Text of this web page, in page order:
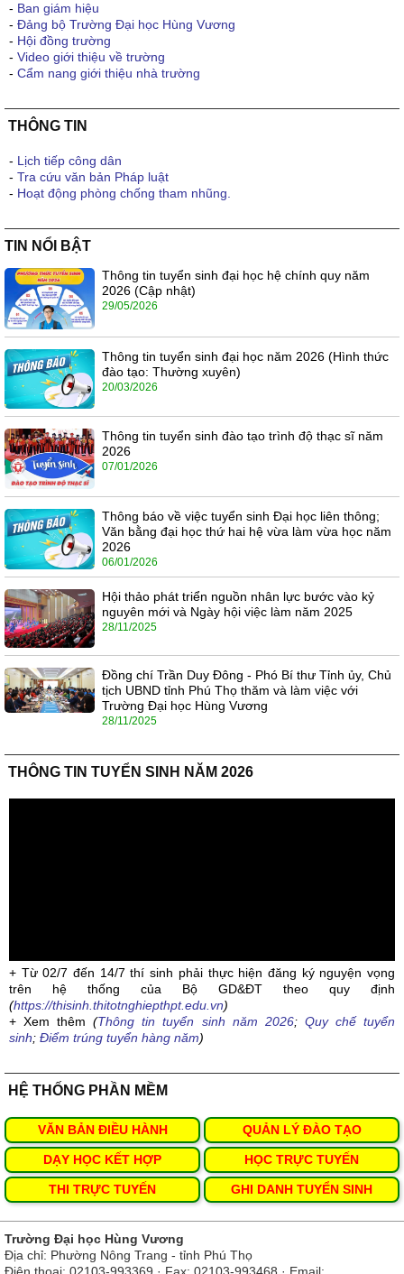
- Ban giám hiệu
- Đảng bộ Trường Đại học Hùng Vương
- Hội đồng trường
- Video giới thiệu về trường
- Cẩm nang giới thiệu nhà trường
THÔNG TIN
- Lịch tiếp công dân
- Tra cứu văn bản Pháp luật
- Hoạt động phòng chống tham nhũng.
TIN NỔI BẬT
Thông tin tuyển sinh đại học hệ chính quy năm
2026 (Cập nhật)
29/05/2026
Thông tin tuyển sinh đại học năm 2026 (Hình thức
đào tạo: Thường xuyên)
20/03/2026
Thông tin tuyển sinh đào tạo trình độ thạc sĩ năm
2026
07/01/2026
Thông báo về việc tuyển sinh Đại học liên thông;
Văn bằng đại học thứ hai hệ vừa làm vừa học năm
2026
06/01/2026
Hội thảo phát triển nguồn nhân lực bước vào kỷ
nguyên mới và Ngày hội việc làm năm 2025
28/11/2025
Đồng chí Trần Duy Đông - Phó Bí thư Tỉnh ủy, Chủ
tịch UBND tỉnh Phú Thọ thăm và làm việc với
Trường Đại học Hùng Vương
28/11/2025
THÔNG TIN TUYỂN SINH NĂM 2026
+ Từ 02/7 đến 14/7 thí sinh phải thực hiện đăng ký nguyện vọng
trên hệ thống của Bộ GD&ĐT theo quy định
(https://thisinh.thitotnghiepthpt.edu.vn)
+ Xem thêm(Thông tin tuyển sinh năm 2026; Quy chế tuyển
sinh; Điểm trúng tuyển hàng năm)
HỆ THỐNG PHẦN MỀM
VĂN BẢN ĐIỀU HÀNH QUẢN LÝ ĐÀO TẠO
DẠY HỌC KẾT HỢP HỌC TRỰC TUYẾN
THI TRỰC TUYẾN GHI DANH TUYỂN SINH
Trường Đại học Hùng Vương
Địa chỉ: Phường Nông Trang - tỉnh Phú Thọ